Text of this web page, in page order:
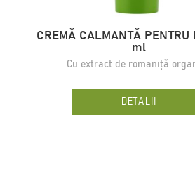
CREMĂ CALMANTĂ PENTRU
ml
Сu extract de romaniță
DETALII